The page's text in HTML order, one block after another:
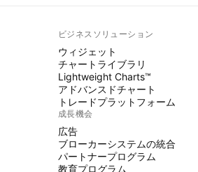
ビジネスソリューション
ウィジェット
チャートライブラリ
Lightweight Charts™
アドバンスドチャート
トレードプラットフォーム
成長機会
広告
ブローカーシステムの統合
パートナープログラム
教育プログラム